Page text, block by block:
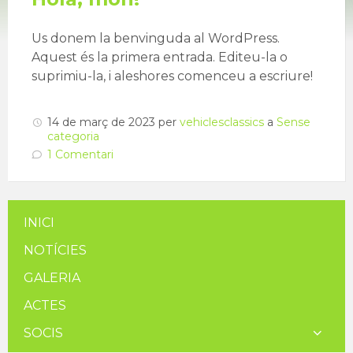
Us donem la benvinguda al WordPress.
Aquest és la primera entrada. Editeu-la o
suprimiu-la, i aleshores comenceu a escriure!
14 de març de 2023 per vehiclesclassics a Sense
categoria
1 Comentari
INICI
NOTÍCIES
GALERIA
ACTES
SOCIS